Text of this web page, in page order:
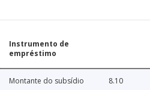
Instrumento de
empréstimo
Montante do subsídio 8.10